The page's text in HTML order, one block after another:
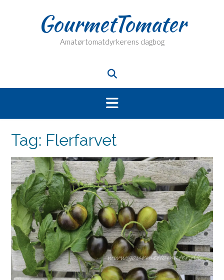
GourmetTomater
Amatørtomatdyrkerens dagbog
Tag: Flerfarvet